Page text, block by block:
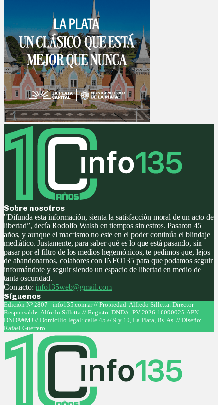
Sobre nosotros
"Difunda esta información, sienta la satisfacción moral de un acto de
libertad”, decía Rodolfo Walsh en tiempos siniestros. Pasaron 45
años, y aunque el macrismo no este en el poder continúa el blindaje
mediático. Justamente, para saber qué es lo que está pasando, sin
pasar por el filtro de los medios hegemónicos, te pedimos que, lejos
de abandonarnos, colabores con INFO135 para que podamos seguir
informándote y seguir siendo un espacio de libertad en medio de
tanta oscuridad.
Contacto: info135web@gmail.com
Síguenos
Facebook
Twitter
Instagram
Youtube
Edición Nº 2807 - info135.com.ar // Propiedad: Alfredo Silletta. Director
Responsable: Alfredo Silletta // Registro DNDA: PV-2026-10090025-APN-
DNDA#MJ // Domicilio legal: calle 45 e/ 9 y 10, La Plata, Bs. As. // Diseño:
Rafael Guerrero